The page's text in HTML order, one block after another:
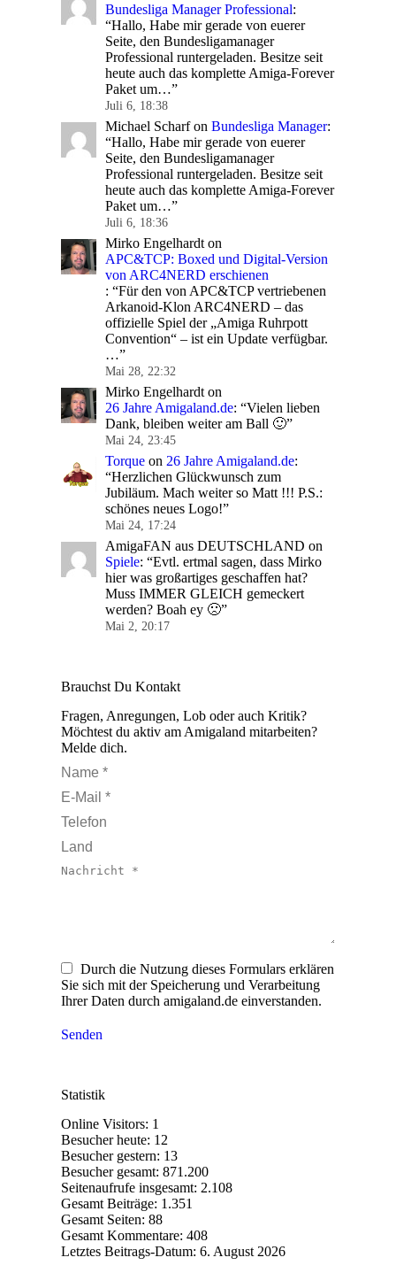
Bundesliga Manager Professional:
“Hallo, Habe mir gerade von euerer
Seite, den Bundesligamanager
Professional runtergeladen. Besitze seit
heute auch das komplette Amiga-Forever
Paket um…”
Juli 6, 18:38
Michael Scharfon Bundesliga Manager:
“Hallo, Habe mir gerade von euerer
Seite, den Bundesligamanager
Professional runtergeladen. Besitze seit
heute auch das komplette Amiga-Forever
Paket um…”
Juli 6, 18:36
Mirko Engelhardt on
APC&TCP: Boxed und Digital-Version
von ARC4NERD erschienen
: “Für den von APC&TCP vertriebenen
Arkanoid-Klon ARC4NERD – das
offizielle Spiel der „Amiga Ruhrpott
Convention“ – ist ein Update verfügbar.
…”
Mai 28, 22:32
Mirko Engelhardt on
26 Jahre Amigaland.de: “Vielen lieben
Dank, bleiben weiter am Ball 🙂”
Mai 24, 23:45
Torque on 26 Jahre Amigaland.de:
“Herzlichen Glückwunsch zum
Jubiläum. Mach weiter so Matt !!! P.S.:
schönes neues Logo!”
Mai 24, 17:24
AmigaFAN aus DEUTSCHLAND on
Spiele: “Evtl. ertmal sagen, dass Mirko
hier was großartiges geschaffen hat?
Muss IMMER GLEICH gemeckert
werden? Boah ey 🙁”
Mai 2, 20:17
Brauchst Du Kontakt
Fragen, Anregungen, Lob oder auch Kritik?
Möchtest du aktiv am Amigaland mitarbeiten?
Melde dich.
Name *
E-Mail *
Telefon
Land
Nachricht *
Durch die Nutzung dieses Formulars erklären
Sie sich mit der Speicherung und Verarbeitung
Ihrer Daten durch amigaland.de einverstanden.
Senden
Statistik
Online Visitors: 1
Besucher heute: 12
Besucher gestern: 13
Besucher gesamt: 871.200
Seitenaufrufe insgesamt: 2.108
Gesamt Beiträge: 1.351
Gesamt Seiten: 88
Gesamt Kommentare: 408
Letztes Beitrags-Datum: 6. August 2026